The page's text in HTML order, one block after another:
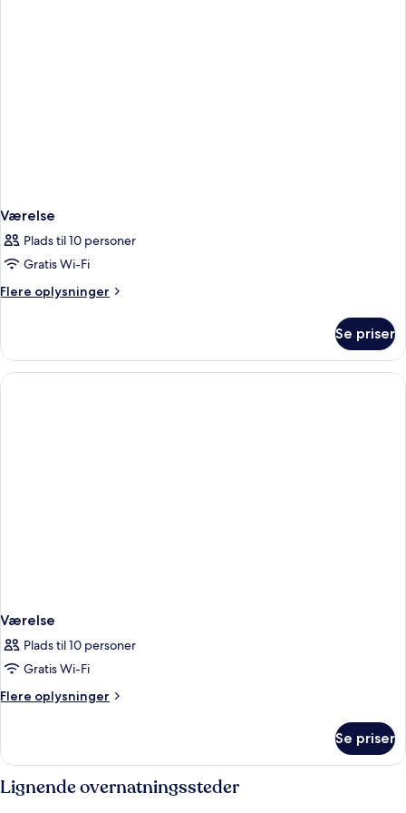
Værelse
Plads til 10 personer
Gratis Wi-Fi
Flere oplysninger
Flere
Se priser
Værelse
Plads til 10 personer
Gratis Wi-Fi
Flere oplysninger
Flere
Se priser
Lignende overnatningssteder